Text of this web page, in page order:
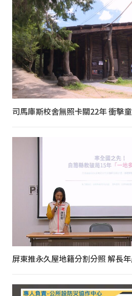
司馬庫斯校舍無照卡關22年 衝擊
屏東推永久屋地籍分割分照 解長